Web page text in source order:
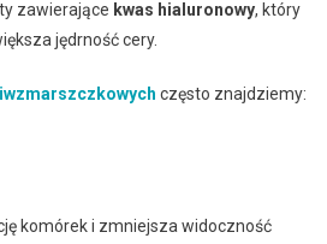
zawierające kwas hialuronowy, który
jędrność cery.
często znajdziemy:
komórek i zmniejsza widoczność